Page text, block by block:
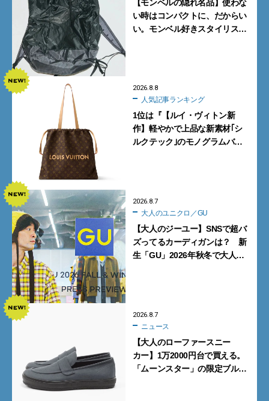
【モンベルの隠れ名品】使わな
い時はコンパクトに、だからい
い。モンベル好きスタイリスト
2026.8.8
人気記事ランキング
1位は『【ルイ・ヴィトン新
作】軽やかで上品な新素材｢シ
ルクテック｣のモノグラムバッ
2026.8.7
大人のユニクロ／GU
【大人のジーユー】SNSで超バ
ズってるカーディガンは？ 新
生「GU」2026年秋冬で大人メ
2026.8.7
ニュース
【大人のローファースニー
カー】1万2000円台で買える。
「ムーンスター」の限定ブルー